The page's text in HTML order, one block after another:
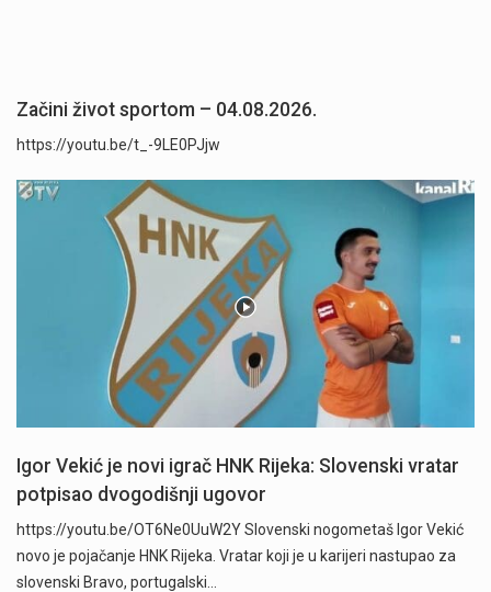
Začini život sportom – 04.08.2026.
https://youtu.be/t_-9LE0PJjw
Igor Vekić je novi igrač HNK Rijeka: Slovenski vratar
potpisao dvogodišnji ugovor
https://youtu.be/OT6Ne0UuW2Y Slovenski nogometaš Igor Vekić
novo je pojačanje HNK Rijeka. Vratar koji je u karijeri nastupao za
slovenski Bravo, portugalski…